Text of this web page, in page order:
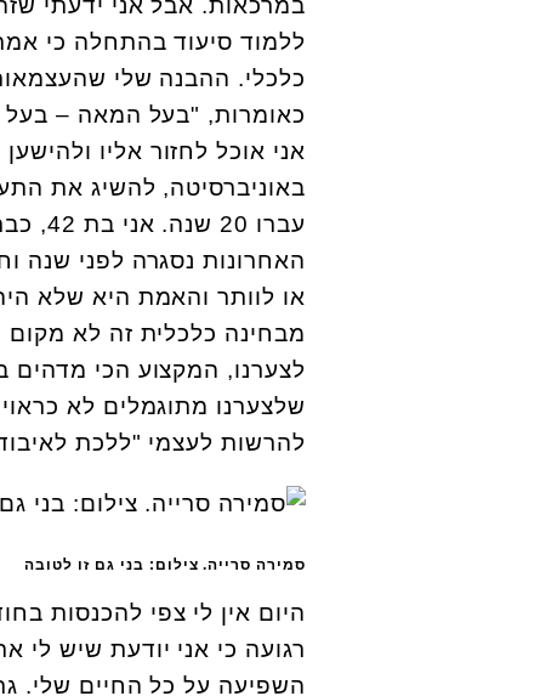
ללמוד סיעוד בהתחלה כי
כלכלי. ההבנה שלי
כאומרות, "בעל המאה – בעל
אני אוכל לחזור אליו
באוניברסיטה, להשיג את
האחרונות נסגרה לפני שנה
או לוותר והאמת היא שלא
מבחינה כלכלית זה לא מקום
לצערנו, המקצוע הכי מדהים
שלצערנו מתוגמלים לא
להרשות לעצמי "ללכת
סמירה סרייה. צילום: בני גם זו לטובה
היום אין לי צפי להכנסות
רגועה כי אני יודעת שיש
השפיעה על כל החיים שלי.